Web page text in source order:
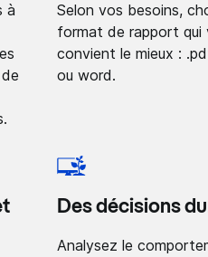
à
Selon vos besoins,
format de rapport qui
convient le mieux :
ou word.
Des décisions
Analysez le